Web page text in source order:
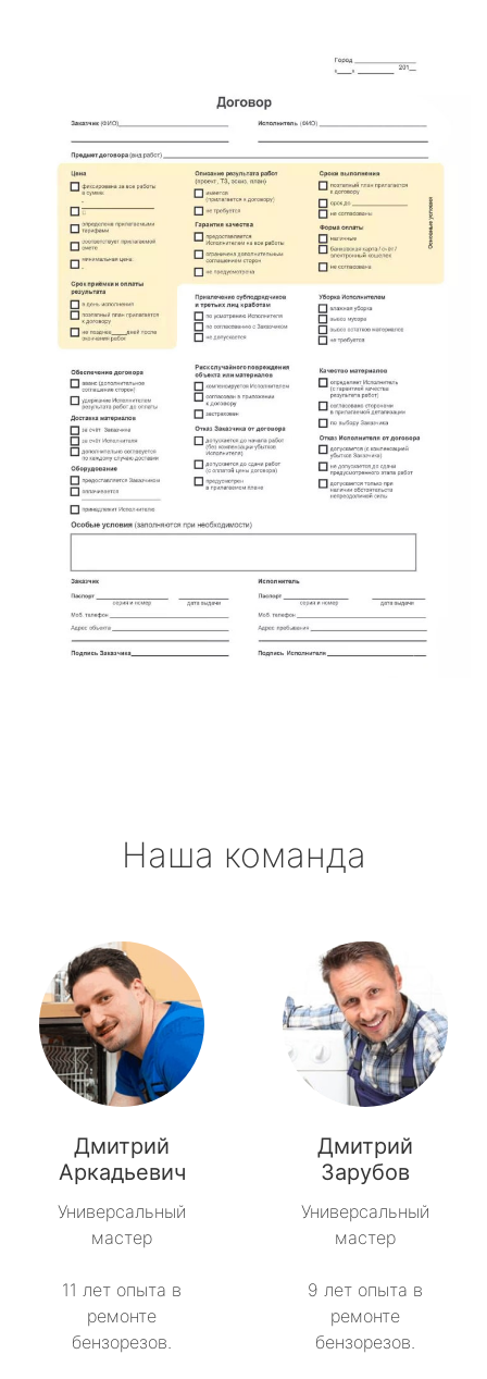
Наша команда
Дмитрий
Аркадьевич
Универсальный
мастер
11 лет опыта в
ремонте
бензорезов.
Дмитрий
Зарубов
Универсальный
мастер
9 лет опыта в
ремонте
бензорезов.